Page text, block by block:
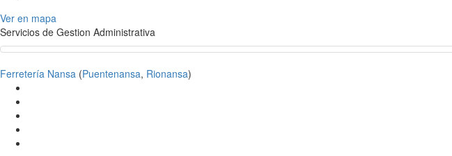
Ver en mapa
Servicios de Gestion Administrativa
Ferretería Nansa (Puentenansa, Rionansa)